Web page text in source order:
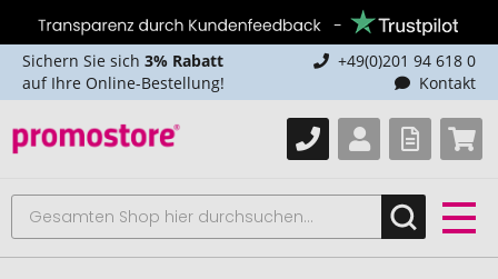
Sichern Sie sich 3% Rabatt
auf Ihre Online-Bestellung!
+49(0)201 94 618 0
Kontakt